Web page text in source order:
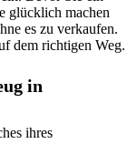
glücklich machen
es zu verkaufen.
dem richtigen Weg.
in
ihres